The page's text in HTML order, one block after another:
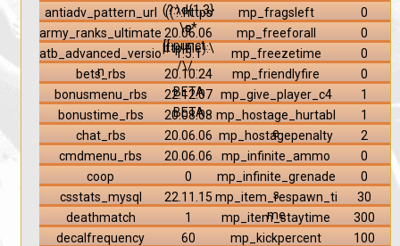
(?:\d{1,3}
\s*
[[:punct...
antiadv_pattern_url
((?:https
?
|ftp|file):\
/\/...
army_ranks_ultimate 20.06.06
atb_advanced_versio
n
1.5.1
bets_rbs
20.10.24
BETA
bonusmenu_rbs
22.12.07
BETA
bonustime_rbs
20.08.08
chat_rbs
20.06.06
cmdmenu_rbs
20.06.06
coop
0
csstats_mysql
22.11.15
deathmatch
1
decalfrequency
60
mp_fragsleft
0
mp_freeforall
0
mp_freezetime
0
mp_friendlyfire
0
mp_give_player_c4
1
mp_hostage_hurtabl
e
1
mp_hostagepenalty
2
mp_infinite_ammo
0
mp_infinite_grenade
s
0
mp_item_respawn_ti
me
30
mp_item_staytime
300
mp_kickpercent
100